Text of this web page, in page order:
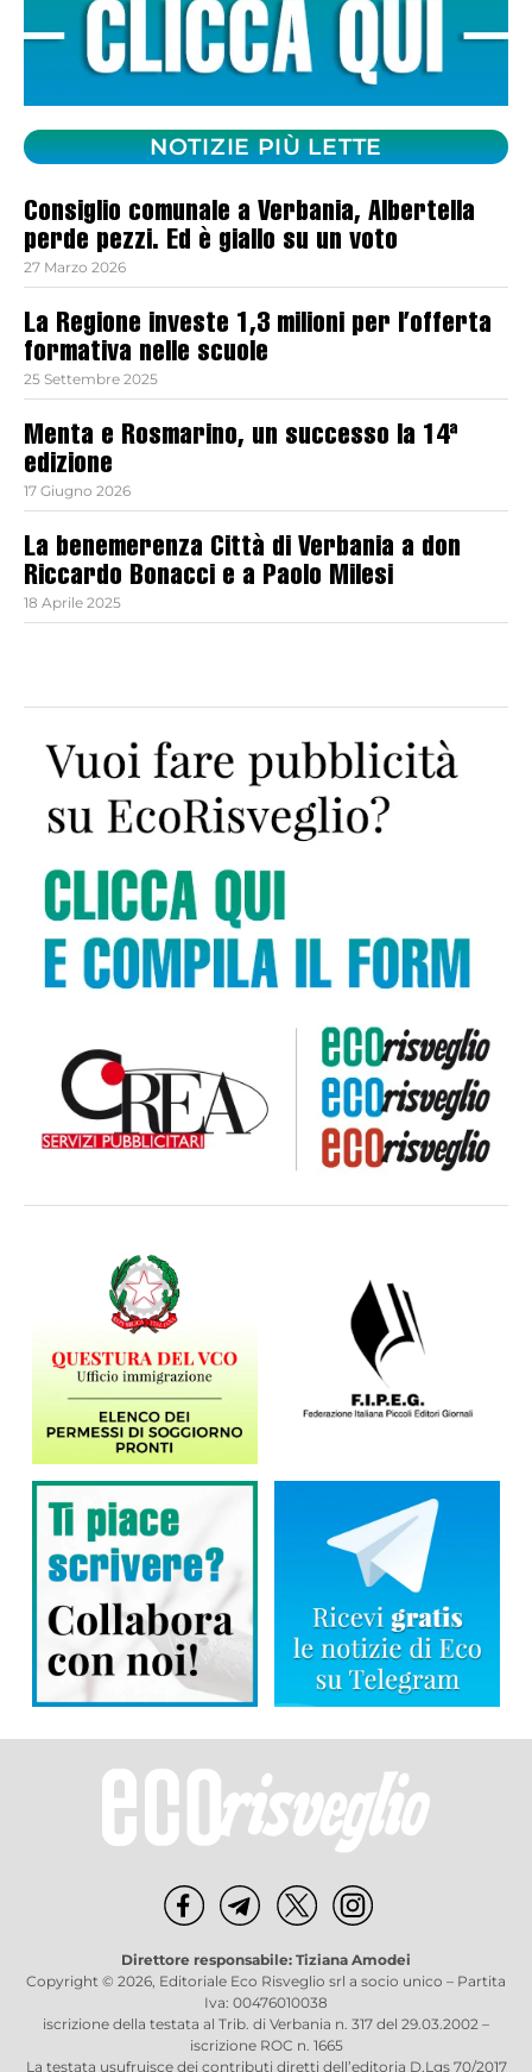
NOTIZIE PIÙ LETTE
Consiglio comunale a Verbania, Albertella
perde pezzi. Ed è giallo su un voto
27 Marzo 2026
La Regione investe 1,3 milioni per l’offerta
formativa nelle scuole
25 Settembre 2025
Menta e Rosmarino, un successo la 14ª
edizione
17 Giugno 2026
La benemerenza Città di Verbania a don
Riccardo Bonacci e a Paolo Milesi
18 Aprile 2025
Direttore responsabile: Tiziana Amodei
Copyright © 2026, Editoriale Eco Risveglio srl a socio unico – Partita
Iva: 00476010038
iscrizione della testata al Trib. di Verbania n. 317 del 29.03.2002 –
iscrizione ROC n. 1665
La testata usufruisce dei contributi diretti dell’editoria D.Lgs 70/2017